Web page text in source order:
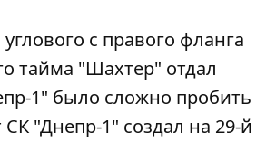
с правого фланга
тайма "Шахтер" отдал
1" было сложно пробить
"Днепр-1" создал на 29-й